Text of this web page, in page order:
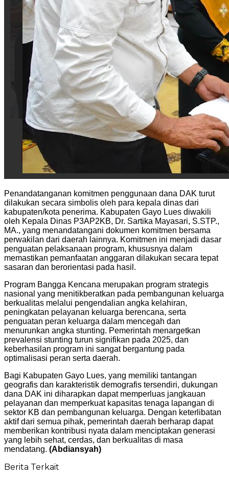
Penandatanganan komitmen penggunaan dana DAK turut
dilakukan secara simbolis oleh para kepala dinas dari
kabupaten/kota penerima. Kabupaten Gayo Lues diwakili
oleh Kepala Dinas P3AP2KB, Dr. Sartika Mayasari, S.STP.,
MA., yang menandatangani dokumen komitmen bersama
perwakilan dari daerah lainnya. Komitmen ini menjadi dasar
penguatan pelaksanaan program, khususnya dalam
memastikan pemanfaatan anggaran dilakukan secara tepat
sasaran dan berorientasi pada hasil.
Program Bangga Kencana merupakan program strategis
nasional yang menitikberatkan pada pembangunan keluarga
berkualitas melalui pengendalian angka kelahiran,
peningkatan pelayanan keluarga berencana, serta
penguatan peran keluarga dalam mencegah dan
menurunkan angka stunting. Pemerintah menargetkan
prevalensi stunting turun signifikan pada 2025, dan
keberhasilan program ini sangat bergantung pada
optimalisasi peran serta daerah.
Bagi Kabupaten Gayo Lues, yang memiliki tantangan
geografis dan karakteristik demografis tersendiri, dukungan
dana DAK ini diharapkan dapat memperluas jangkauan
pelayanan dan memperkuat kapasitas tenaga lapangan di
sektor KB dan pembangunan keluarga. Dengan keterlibatan
aktif dari semua pihak, pemerintah daerah berharap dapat
memberikan kontribusi nyata dalam menciptakan generasi
yang lebih sehat, cerdas, dan berkualitas di masa
mendatang. (Abdiansyah)
Berita Terkait